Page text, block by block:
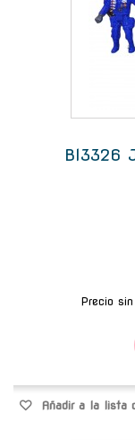
Bl3326
Precio
Añadir a la lista